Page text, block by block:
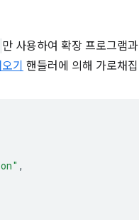
만 사용하여 확장 프로그램
기 핸들러에 의해 가로채
,